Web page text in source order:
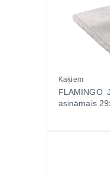
Kaķiem
FLAMINGO
asināmais